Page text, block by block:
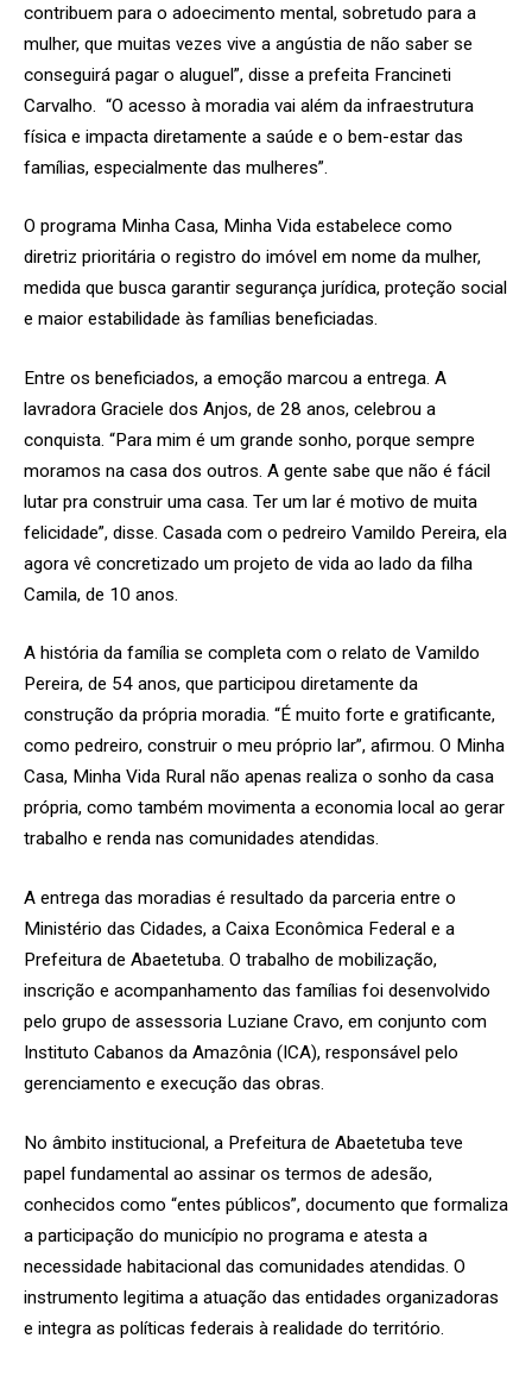
contribuem para o adoecimento mental, sobretudo para a
mulher, que muitas vezes vive a angústia de não saber se
conseguirá pagar o aluguel”, disse a prefeita Francineti
Carvalho. “O acesso à moradia vai além da infraestrutura
física e impacta diretamente a saúde e o bem-estar das
famílias, especialmente das mulheres”.
O programa Minha Casa, Minha Vida estabelece como
diretriz prioritária o registro do imóvel em nome da mulher,
medida que busca garantir segurança jurídica, proteção social
e maior estabilidade às famílias beneficiadas.
Entre os beneficiados, a emoção marcou a entrega. A
lavradora Graciele dos Anjos, de 28 anos, celebrou a
conquista. “Para mim é um grande sonho, porque sempre
moramos na casa dos outros. A gente sabe que não é fácil
lutar pra construir uma casa. Ter um lar é motivo de muita
felicidade”, disse. Casada com o pedreiro Vamildo Pereira, ela
agora vê concretizado um projeto de vida ao lado da filha
Camila, de 10 anos.
A história da família se completa com o relato de Vamildo
Pereira, de 54 anos, que participou diretamente da
construção da própria moradia. “É muito forte e gratificante,
como pedreiro, construir o meu próprio lar”, afirmou. O Minha
Casa, Minha Vida Rural não apenas realiza o sonho da casa
própria, como também movimenta a economia local ao gerar
trabalho e renda nas comunidades atendidas.
A entrega das moradias é resultado da parceria entre o
Ministério das Cidades, a Caixa Econômica Federal e a
Prefeitura de Abaetetuba. O trabalho de mobilização,
inscrição e acompanhamento das famílias foi desenvolvido
pelo grupo de assessoria Luziane Cravo, em conjunto com
Instituto Cabanos da Amazônia (ICA), responsável pelo
gerenciamento e execução das obras.
No âmbito institucional, a Prefeitura de Abaetetuba teve
papel fundamental ao assinar os termos de adesão,
conhecidos como “entes públicos”, documento que formaliza
a participação do município no programa e atesta a
necessidade habitacional das comunidades atendidas. O
instrumento legitima a atuação das entidades organizadoras
e integra as políticas federais à realidade do território.